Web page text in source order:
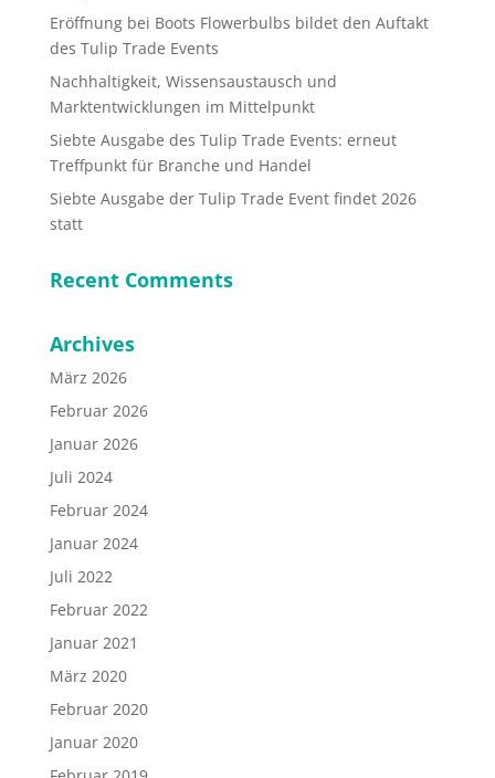
Eröffnung bei Boots Flowerbulbs bildet den Auftakt
des Tulip Trade Events
Nachhaltigkeit, Wissensaustausch und
Marktentwicklungen im Mittelpunkt
Siebte Ausgabe des Tulip Trade Events: erneut
Treffpunkt für Branche und Handel
Siebte Ausgabe der Tulip Trade Event findet 2026
statt
Recent Comments
Archives
März 2026
Februar 2026
Januar 2026
Juli 2024
Februar 2024
Januar 2024
Juli 2022
Februar 2022
Januar 2021
März 2020
Februar 2020
Januar 2020